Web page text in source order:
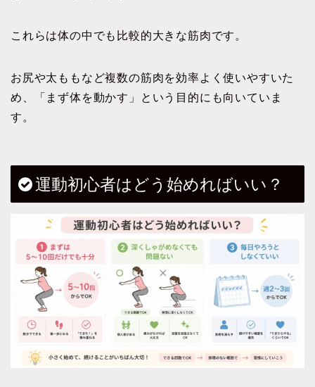
これらは体の中でも比較的大きな筋肉です。
お尻や太ももなど複数の筋肉を効率よく使いやすいた
め、「まず体を動かす」という目的にも向いていま
す。
運動初心者はどう始めればいい？